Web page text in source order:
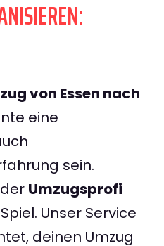
von Essen nach
eine
sein.
Umzugsprofi
Unser Service
deinen Umzug